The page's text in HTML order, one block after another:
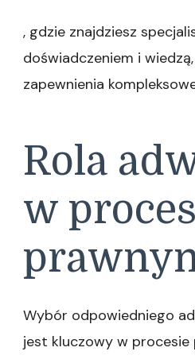
, gdzie znajdziesz
doświadczeniem i
zapewnienia
Rola
w
Wybór odpowiedniego
jest kluczowy w procesie